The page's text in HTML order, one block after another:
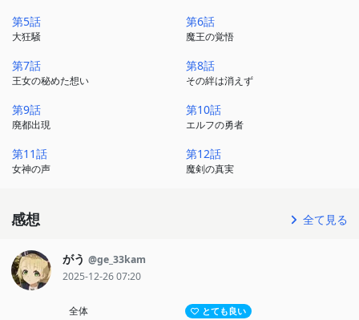
第5話
大狂騒
第6話
魔王の覚悟
第7話
王女の秘めた想い
第8話
その絆は消えず
第9話
廃都出現
第10話
エルフの勇者
第11話
女神の声
第12話
魔剣の真実
感想 全て見る
がう @ge_33kam
2025-12-26 07:20
全体 とても良い